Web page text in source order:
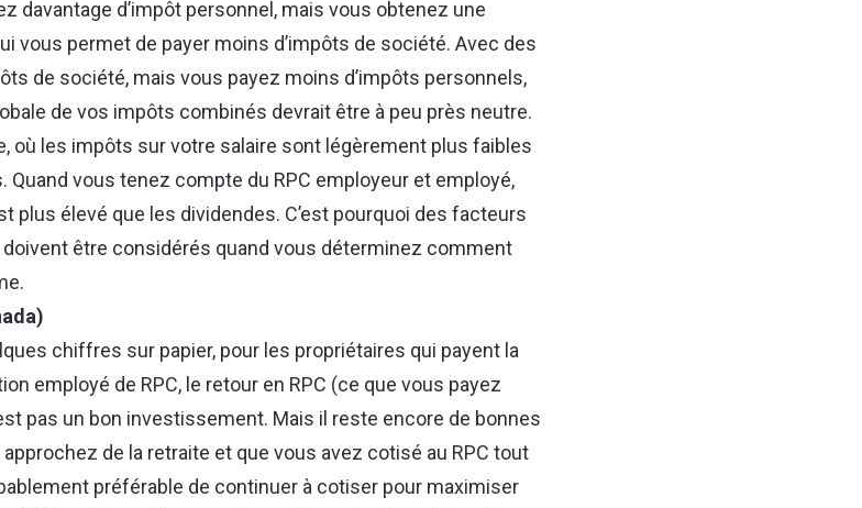
davantage d’impôt personnel, mais vous obtenez une
vous permet de payer moins d’impôts de société. Avec des
de société, mais vous payez moins d’impôts personnels,
de vos impôts combinés devrait être à peu près neutre.
où les impôts sur votre salaire sont légèrement plus faibles
vous tenez compte du RPC employeur et employé,
plus élevé que les dividendes. C’est pourquoi des facteurs
être considérés quand vous déterminez comment
chiffres sur papier, pour les propriétaires qui payent la
employé de RPC, le retour en RPC (ce que vous payez
pas un bon investissement. Mais il reste encore de bonnes
de la retraite et que vous avez cotisé au RPC tout
préférable de continuer à cotiser pour maximiser